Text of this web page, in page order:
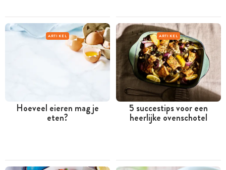
ARTIKEL
Hoeveel eieren mag je
eten?
ARTIKEL
5 succestips voor een
heerlijke ovenschotel